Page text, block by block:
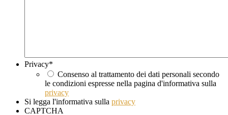
Privacy*
Consenso al trattamento dei dati personali secondo
le condizioni espresse nella pagina d'informativa sulla
privacy
Si legga l'informativa sulla privacy
CAPTCHA